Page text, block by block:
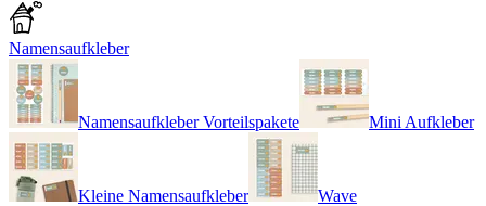
Namensaufkleber
Namensaufkleber Vorteilspakete Mini Aufkleber
Kleine Namensaufkleber Wave